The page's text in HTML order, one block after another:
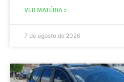
VER MATÉRIA »
7 de agosto de 2026